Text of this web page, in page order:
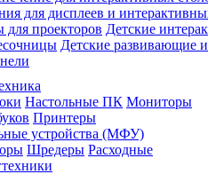
для дисплеев и
проекторов Детские
Детские развивающие
Настольные ПК Мониторы
Принтеры
устройства (МФУ)
Шредеры Расходные